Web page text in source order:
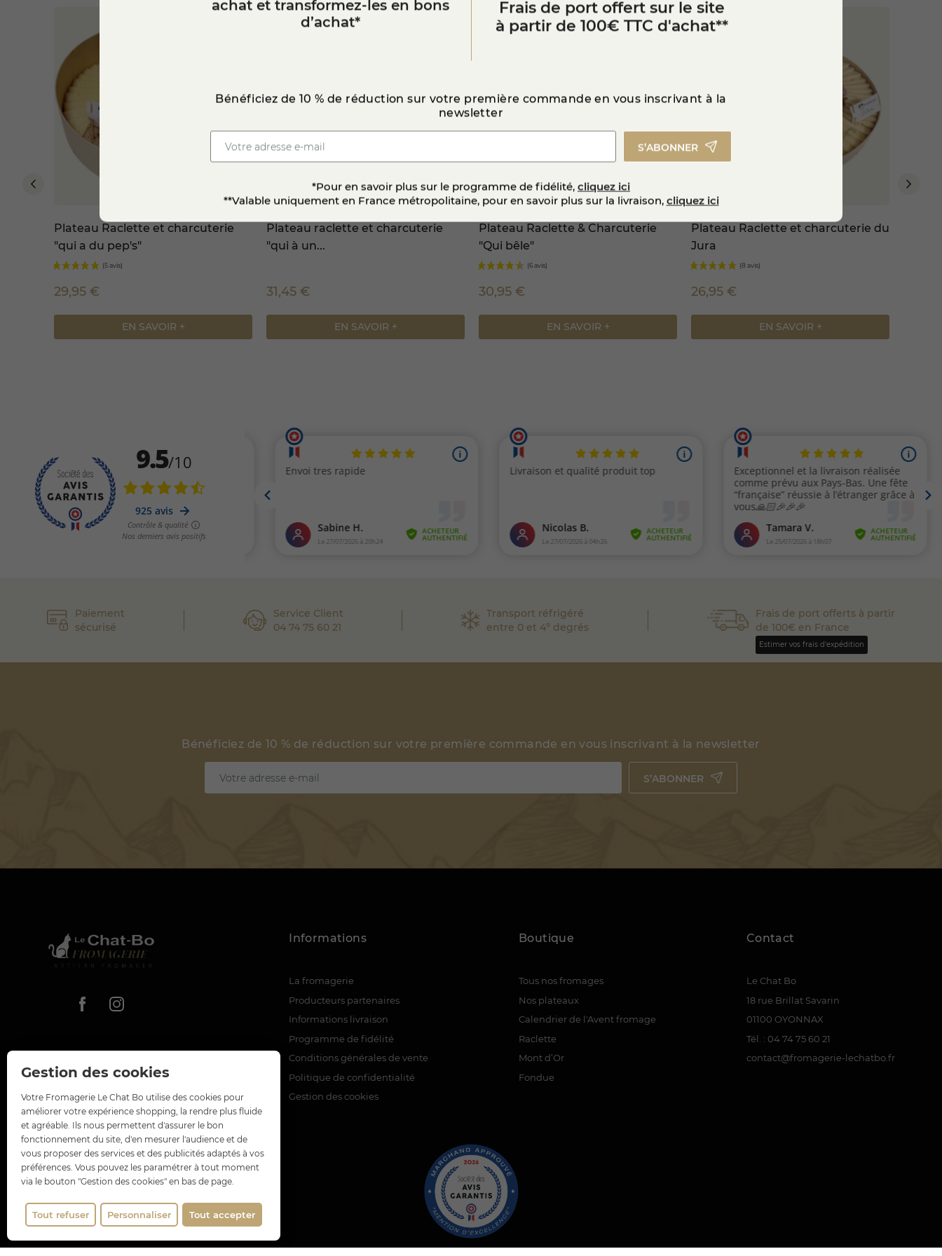
Gestion des cookies
Votre Fromagerie Le Chat Bo utilise des cookies pour
améliorer votre expérience shopping, la rendre plus fluide
et agréable. Ils nous permettent d'assurer le bon
fonctionnement du site, d'en mesurer l'audience et de
vous proposer des services et des publicités adaptés à vos
préférences. Vous pouvez les paramétrer à tout moment
via le bouton "Gestion des cookies" en bas de page.
Tout accepter
Tout refuser Personnaliser
Plateau Raclette et charcuterie
"qui a du pep's"
(5 avis)
29,95 €
EN SAVOIR +
Plateau raclette et charcuterie
"qui à un...
31,45 €
EN SAVOIR +
Plateau Raclette & Charcuterie
"Qui bêle"
30,95 €
EN SAVOIR +
Plateau Raclette et charcuterie du
Jura
26,95 €
EN SAVOIR +
Paiement
sécurisé
Service Client
04 74 75 60 21
Transport réfrigéré
entre 0 et 4° degrés
Frais de port offerts à partir
de 100€ en France
Estimer vos frais d'expédition
Bénéficiez de 10 % de réduction sur votre première commande en vous inscrivant à la newsletter
S’ABONNER
Informations
La fromagerie
Producteurs partenaires
Informations livraison
Programme de fidélité
Conditions générales de vente
Politique de confidentialité
Gestion des cookies
Boutique
Tous nos fromages
Nos plateaux
Calendrier de l'Avent fromage
Raclette
Mont d’Or
Fondue
Contact
Le Chat Bo
18 rue Brillat Savarin
01100 OYONNAX
Tél. : 04 74 75 60 21
contact@fromagerie-lechatbo.fr
achat et transformez-les en bons
d’achat*
Frais de port offert sur le site
à partir de 100€ TTC d'achat**
Bénéficiez de 10 % de réduction sur votre première commande en vous inscrivant à la
newsletter
S’ABONNER
*Pour en savoir plus sur le programme de fidélité, cliquez ici
**Valable uniquement en France métropolitaine, pour en savoir plus sur la livraison, cliquez ici